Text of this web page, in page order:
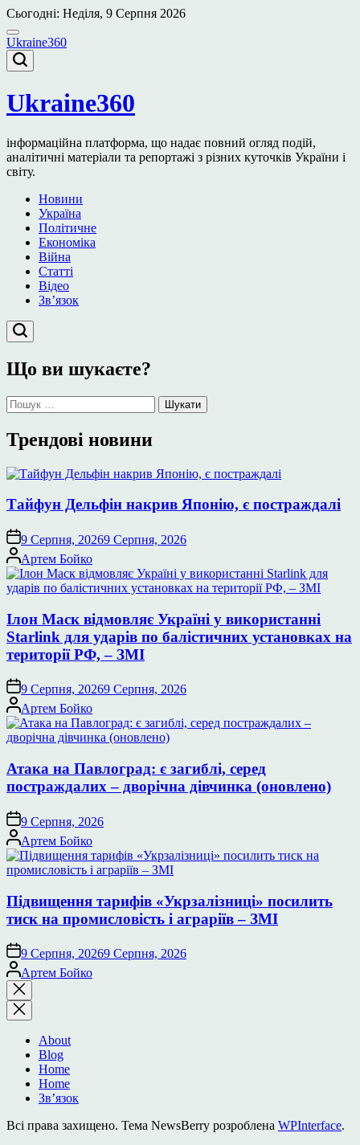
Перейти
до
вмісту
Сьогодні: Неділя, 9 Серпня 2026
Ukraine360
Ukraine360
інформаційна платформа, що надає повний огляд подій,
аналітичні матеріали та репортажі з різних куточків України і
світу.
Новини
Україна
Політичне
Економіка
Війна
Статті
Відео
Зв’язок
Що ви шукаєте?
Пошук:
Трендові новини
Тайфун Дельфін накрив Японію, є постраждалі
9 Серпня, 20269 Серпня, 2026
Опубліковано
Артем Бойко
Ілон Маск відмовляє Україні у використанні
Starlink для ударів по балістичних установках на
території РФ, – ЗМІ
9 Серпня, 20269 Серпня, 2026
Опубліковано
Артем Бойко
Атака на Павлоград: є загиблі, серед
постраждалих – дворічна дівчинка (оновлено)
9 Серпня, 2026
Опубліковано
Артем Бойко
Підвищення тарифів «Укрзалізниці» посилить
тиск на промисловість і аграріїв – ЗМІ
9 Серпня, 20269 Серпня, 2026
Опубліковано
Артем Бойко
Закрити
пошук
About
Blog
Home
Home
Зв’язок
Всі права захищено. Тема NewsBerry розроблена WPInterface.